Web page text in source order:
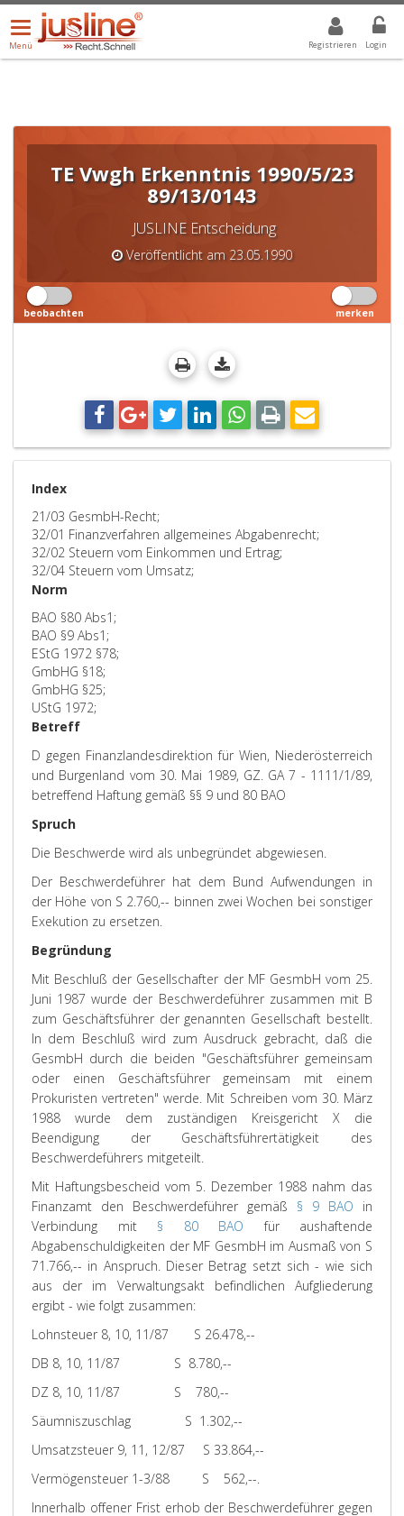
Registrieren Login
Menü
öffnen/schließen
Menü
ALLE DROPDOWN: GEWÄHLTER WERT IST ALLE
TE Vwgh Erkenntnis 1990/5/23
89/13/0143
JUSLINE Entscheidung
Veröffentlicht am 23.05.1990
beobachten merken
Index
21/03 GesmbH-Recht;
32/01 Finanzverfahren allgemeines Abgabenrecht;
32/02 Steuern vom Einkommen und Ertrag;
32/04 Steuern vom Umsatz;
Norm
BAO §80 Abs1;
BAO §9 Abs1;
EStG 1972 §78;
GmbHG §18;
GmbHG §25;
UStG 1972;
Betreff
D gegen Finanzlandesdirektion für Wien, Niederösterreich
und Burgenland vom 30. Mai 1989, GZ. GA 7 - 1111/1/89,
betreffend Haftung gemäß §§ 9 und 80 BAO
Spruch
Die Beschwerde wird als unbegründet abgewiesen.
Der Beschwerdeführer hat dem Bund Aufwendungen in
der Höhe von S 2.760,-- binnen zwei Wochen bei sonstiger
Exekution zu ersetzen.
Begründung
Mit Beschluß der Gesellschafter der MF GesmbH vom 25.
Juni 1987 wurde der Beschwerdeführer zusammen mit B
zum Geschäftsführer der genannten Gesellschaft bestellt.
In dem Beschluß wird zum Ausdruck gebracht, daß die
GesmbH durch die beiden "Geschäftsführer gemeinsam
oder einen Geschäftsführer gemeinsam mit einem
Prokuristen vertreten" werde. Mit Schreiben vom 30. März
1988 wurde dem zuständigen Kreisgericht X die
Beendigung der Geschäftsführertätigkeit des
Beschwerdeführers mitgeteilt.
Mit Haftungsbescheid vom 5. Dezember 1988 nahm das
Finanzamt den Beschwerdeführer gemäß § 9 BAO in
Verbindung mit § 80 BAO für aushaftende
Abgabenschuldigkeiten der MF GesmbH im Ausmaß von S
71.766,-- in Anspruch. Dieser Betrag setzt sich - wie sich
aus der im Verwaltungsakt befindlichen Aufgliederung
ergibt - wie folgt zusammen:
Lohnsteuer 8, 10, 11/87 S 26.478,--
DB 8, 10, 11/87 S 8.780,--
DZ 8, 10, 11/87 S 780,--
Säumniszuschlag S 1.302,--
Umsatzsteuer 9, 11, 12/87 S 33.864,--
Vermögensteuer 1-3/88 S 562,--.
Innerhalb offener Frist erhob der Beschwerdeführer gegen